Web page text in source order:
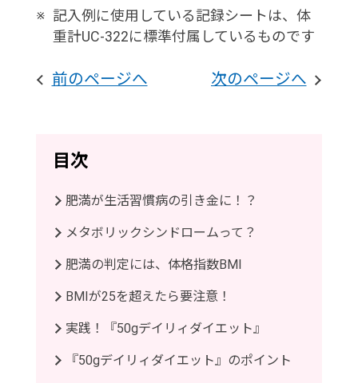
※ 記入例に使用している記録シートは、体
重計UC-322に標準付属しているものです
前のページへ 次のページへ
目次
肥満が生活習慣病の引き金に！？
メタボリックシンドロームって？
肥満の判定には、体格指数BMI
BMIが25を超えたら要注意！
実践！『50gデイリィダイエット』
『50gデイリィダイエット』のポイント